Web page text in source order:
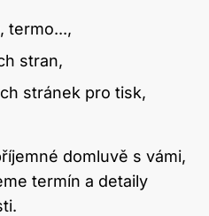
termo...,
stran,
stránek pro tisk,
domluvě s vámi,
termín a detaily